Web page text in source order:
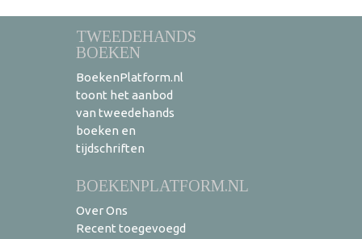
TWEEDEHANDS
BOEKEN
BoekenPlatform.nl
toont het aanbod
van tweedehands
boeken en
tijdschriften
BOEKENPLATFORM.NL
Over Ons
Recent toegevoegd